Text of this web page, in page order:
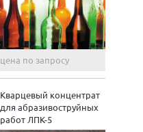
цена по запросу
Кварцевый концентрат
для абразивоструйных
работ ЛПК-5